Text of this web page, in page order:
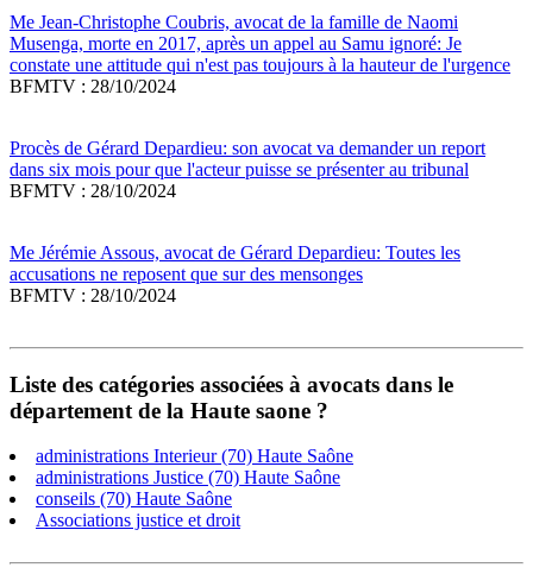
Me Jean-Christophe Coubris, avocat de la famille de Naomi
Musenga, morte en 2017, après un appel au Samu ignoré: Je
constate une attitude qui n'est pas toujours à la hauteur de l'urgence
BFMTV : 28/10/2024
Procès de Gérard Depardieu: son avocat va demander un report
dans six mois pour que l'acteur puisse se présenter au tribunal
BFMTV : 28/10/2024
Me Jérémie Assous, avocat de Gérard Depardieu: Toutes les
accusations ne reposent que sur des mensonges
BFMTV : 28/10/2024
Liste des catégories associées à avocats dans le
département de la Haute saone ?
administrations Interieur (70) Haute Saône
administrations Justice (70) Haute Saône
conseils (70) Haute Saône
Associations justice et droit